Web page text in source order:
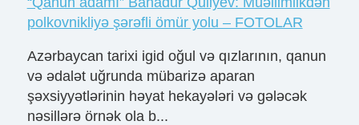
polkovnikliyə şərəfli ömür yolu – FOTOLAR
Azərbaycan tarixi igid oğul və qızlarının, qanun
və ədalət uğrunda mübarizə aparan
şəxsiyyətlərinin həyat hekayələri və gələcək
nəsillərə örnək ola b...